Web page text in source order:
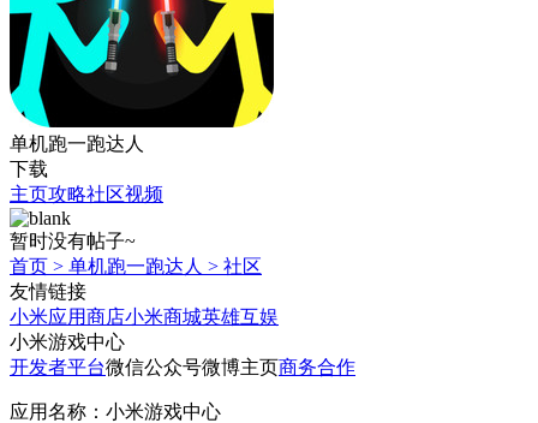
单机跑一跑达人
下载
主页攻略社区视频
暂时没有帖子~
首页 > 单机跑一跑达人 > 社区
友情链接
小米应用商店小米商城英雄互娱
小米游戏中心
开发者平台微信公众号微博主页商务合作
应用名称：小米游戏中心